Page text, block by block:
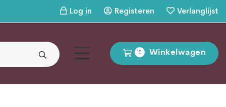
Log in Registeren Verlanglijst
0 Winkelwagen